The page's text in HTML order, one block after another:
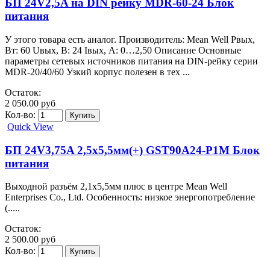
БП 24V2,5A на DIN рейку MDR-60-24 Блок
питания
У этого товара есть аналог. Производитель: Mean Well Pвых,
Вт: 60 Uвых, В: 24 Iвых, А: 0…2,50 Описание Основные
параметры сетевых источников питания на DIN-рейку серии
MDR-20/40/60 Узкий корпус полезен в тех ...
Остаток:
2 050.00 руб
Кол-во:
Quick View
БП 24V3,75A 2,5х5,5мм(+) GST90A24-P1M Блок
питания
Выходной разъём 2,1х5,5мм плюс в центре Mean Well
Enterprises Co., Ltd. Особенность: низкое энергопотребление
(.....
Остаток:
2 500.00 руб
Кол-во: